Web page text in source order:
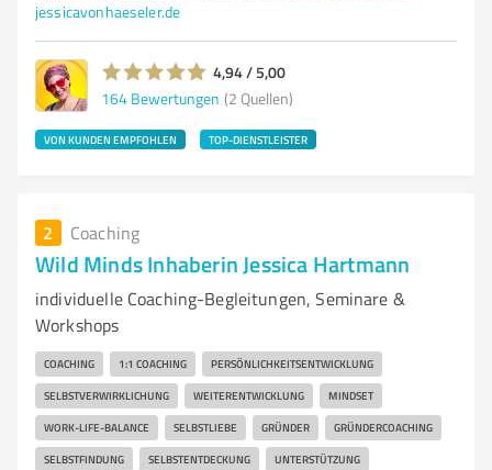
jessicavonhaeseler.de
4,94 / 5,00
164 Bewertungen (2 Quellen)
VON KUNDEN EMPFOHLEN TOP-DIENSTLEISTER
2 Coaching
Wild Minds Inhaberin Jessica Hartmann
individuelle Coaching-Begleitungen, Seminare &
Workshops
COACHING 1:1 COACHING PERSÖNLICHKEITSENTWICKLUNG
SELBSTVERWIRKLICHUNG WEITERENTWICKLUNG MINDSET
WORK-LIFE-BALANCE SELBSTLIEBE GRÜNDER GRÜNDERCOACHING
SELBSTFINDUNG SELBSTENTDECKUNG UNTERSTÜTZUNG